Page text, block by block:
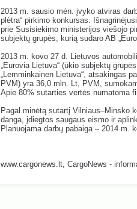
2013 m. sausio mėn. įvyko atviras
plėtra“ pirkimo konkursas.
prie Susisiekimo ministerijos viešojo
subjektų grupės, kurią sudaro AB
2013 m. kovo 27 d. Lietuvos
„Eurovia Lietuva“ (ūkio subjektų
„Lemminkainen Lietuva“, atsakingas
PVM) yra 36,0 mln. Lt, PVM,
Apie 80% sutarties vertės numatoma
Pagal minėtą sutartį Vilniaus–Minsko
danga, įdiegtos saugaus eismo ir
Planuojama darbų pabaiga – 2014 m.
www.cargonews.lt, CargoNews -